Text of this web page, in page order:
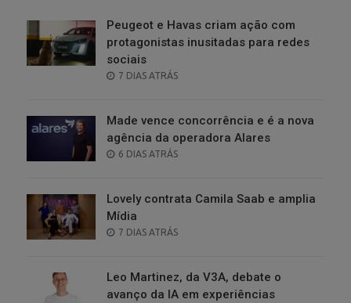
Peugeot e Havas criam ação com
protagonistas inusitadas para redes
sociais
POSTED
7 DIAS ATRÁS
Made vence concorrência e é a nova
agência da operadora Alares
POSTED
6 DIAS ATRÁS
Lovely contrata Camila Saab e amplia
Mídia
POSTED
7 DIAS ATRÁS
Leo Martinez, da V3A, debate o
avanço da IA em experiências